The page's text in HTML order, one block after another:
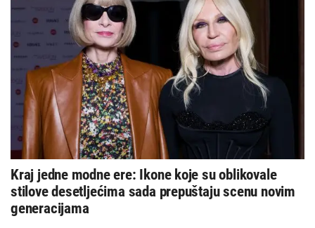
Kraj jedne modne ere: Ikone koje su oblikovale
stilove desetljećima sada prepuštaju scenu novim
generacijama